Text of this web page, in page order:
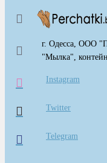
г. Одесса, ООО
"Мылка",
Instagram
Twitter
Telegram